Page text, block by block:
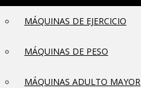
MÁQUINAS DE EJERCICIO
MÁQUINAS DE PESO
MÁQUINAS ADULTO MAYOR